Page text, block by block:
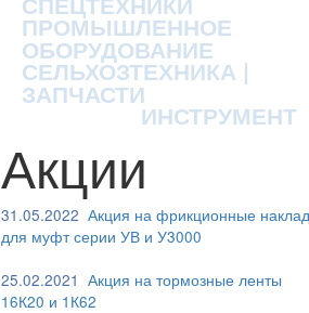
ПРОМЫШЛЕННОЕ
ОБОРУДОВАНИЕ
СЕЛЬХОЗТЕХНИКА |
ЗАПЧАСТИ
ИНСТРУМЕНТ
Акции
31.05.2022 Акция на фрикционные
для муфт серии УВ и У3000
25.02.2021 Акция на тормозные ленты
16К20 и 1К62